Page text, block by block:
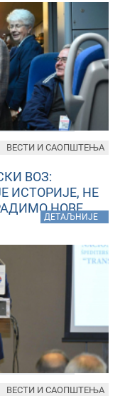
ВОЗ:
ИСТОРИЈЕ, НЕ
НОВЕ
ДЕТАЉНИЈЕ
ВЕСТИ И САОПШТЕЊА
ВЕСТИ И САОПШТЕЊА